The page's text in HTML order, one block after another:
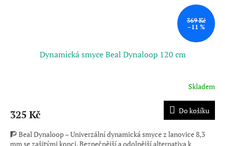
369 Kč
–11 %
Dynamická smyce Beal Dynaloop 120 cm
Skladem
325 Kč Do košíku
🧗 Beal Dynaloop – Univerzální dynamická smyce z lanovice 8,3
mm se zašitými konci. Bezpečnější a odolnější alternativa k